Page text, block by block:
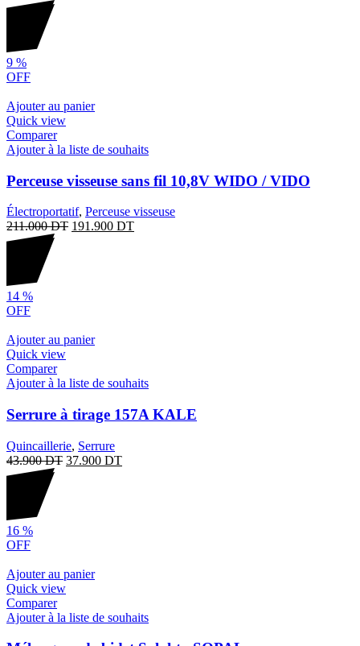
9 %
OFF
Ajouter au panier
Quick view
Comparer
Ajouter à la liste de souhaits
Perceuse visseuse sans fil 10,8V WIDO / VIDO
Électroportatif, Perceuse visseuse
211.000DT 191.900 DT
14 %
OFF
Ajouter au panier
Quick view
Comparer
Ajouter à la liste de souhaits
Serrure à tirage 157A KALE
Quincaillerie, Serrure
43.900DT 37.900 DT
16 %
OFF
Ajouter au panier
Quick view
Comparer
Ajouter à la liste de souhaits